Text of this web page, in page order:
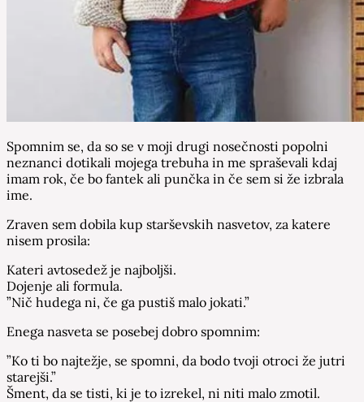
Spomnim se, da so se v moji drugi nosečnosti popolni
neznanci dotikali mojega trebuha in me spraševali kdaj
imam rok, če bo fantek ali punčka in če sem si že izbrala
ime.
Zraven sem dobila kup starševskih nasvetov, za katere
nisem prosila:
Kateri avtosedež je najboljši.
Dojenje ali formula.
”Nič hudega ni, če ga pustiš malo jokati.”
Enega nasveta se posebej dobro spomnim:
”Ko ti bo najtežje, se spomni, da bodo tvoji otroci že jutri
starejši.”
Šment, da se tisti, ki je to izrekel, ni niti malo zmotil.